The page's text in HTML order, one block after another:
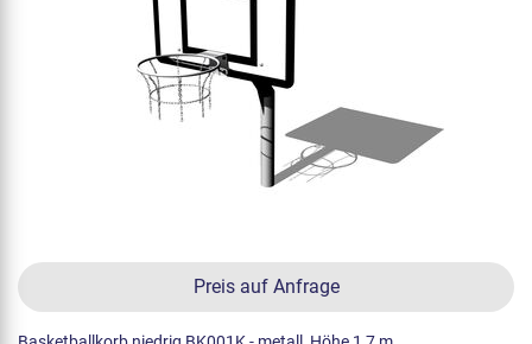
Preis auf Anfrage